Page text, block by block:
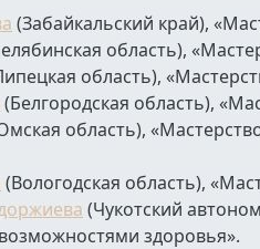
(Забайкальский край),
область),
область),
(Белгородская область),
область),
(Вологодская область),
(Чукотский
здоровья».